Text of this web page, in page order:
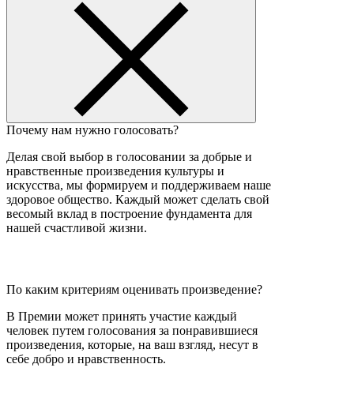
Почему нам нужно голосовать?
Делая свой выбор в голосовании за добрые и
нравственные произведения культуры и
искусства, мы формируем и поддерживаем наше
здоровое общество. Каждый может сделать свой
весомый вклад в построение фундамента для
нашей счастливой жизни.
По каким критериям оценивать произведение?
В Премии может принять участие каждый
человек путем голосования за понравившиеся
произведения, которые, на ваш взгляд, несут в
себе добро и нравственность.